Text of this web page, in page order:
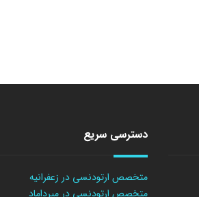
دسترسی سریع
متخصص ارتودنسی در زعفرانیه
متخصص ارتودنسی در میرداماد